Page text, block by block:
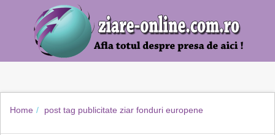
Home post tag publicitate ziar fonduri europene